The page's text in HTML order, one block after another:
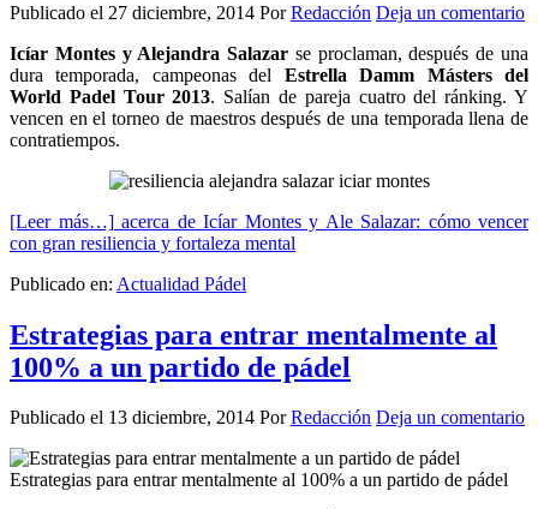
Publicado el 27 diciembre, 2014 PorRedacción Deja un comentario
Icíar Montes y Alejandra Salazar se proclaman, después de una
dura temporada, campeonas del Estrella Damm Másters del
World Padel Tour 2013. Salían de pareja cuatro del ránking. Y
vencen en el torneo de maestros después de una temporada llena de
contratiempos.
[Leer más…] acerca de Icíar Montes y Ale Salazar: cómo vencer
con gran resiliencia y fortaleza mental
Publicado en: Actualidad Pádel
Estrategias para entrar mentalmente al
100% a un partido de pádel
Publicado el 13 diciembre, 2014 PorRedacción Deja un comentario